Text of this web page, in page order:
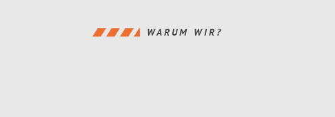
WARUM WIR?